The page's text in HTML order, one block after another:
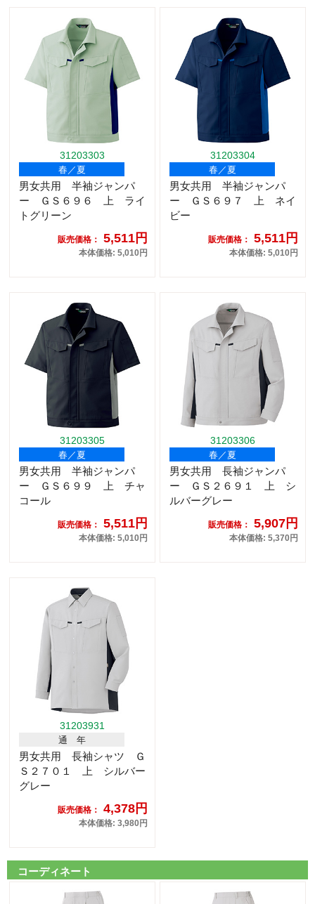
31203303
春／夏
男女共用 半袖ジャンパ
ー ＧＳ６９６ 上 ライ
トグリーン
販売価格： 5,511円
本体価格: 5,010円
31203304
春／夏
男女共用 半袖ジャンパ
ー ＧＳ６９７ 上 ネイ
ビー
販売価格： 5,511円
本体価格: 5,010円
31203305
春／夏
男女共用 半袖ジャンパ
ー ＧＳ６９９ 上 チャ
コール
販売価格： 5,511円
本体価格: 5,010円
31203306
春／夏
男女共用 長袖ジャンパ
ー ＧＳ２６９１ 上 シ
ルバーグレー
販売価格： 5,907円
本体価格: 5,370円
31203931
通 年
男女共用 長袖シャツ Ｇ
Ｓ２７０１ 上 シルバー
グレー
販売価格： 4,378円
本体価格: 3,980円
コーディネート